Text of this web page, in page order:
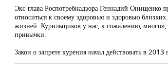
Экс-глава Роспотребнадзора Геннадий Онищенко
относиться к своему здоровью и здоровью
жизней. Курильщиков у нас, к сожалению, много»,
привычки.
Закон о запрете курения начал действовать в